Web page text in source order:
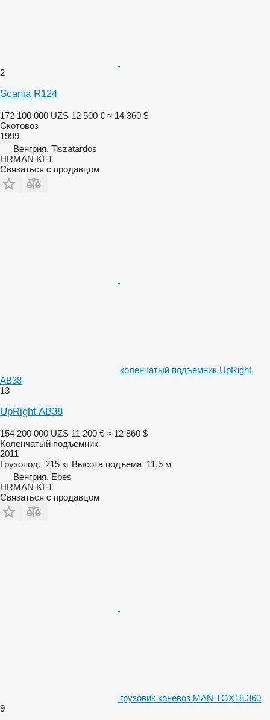
2
Scania R124
172 100 000 UZS 12 500 € ≈ 14 360 $
Скотовоз
1999
Венгрия, Tiszatardos
HRMAN KFT
Связаться с продавцом
коленчатый подъемник UpRight
AB38
13
UpRight AB38
154 200 000 UZS 11 200 € ≈ 12 860 $
Коленчатый подъемник
2011
Грузопод. 215 кг Высота подъема 11,5 м
Венгрия, Ebes
HRMAN KFT
Связаться с продавцом
грузовик коневоз MAN TGX18.360
9